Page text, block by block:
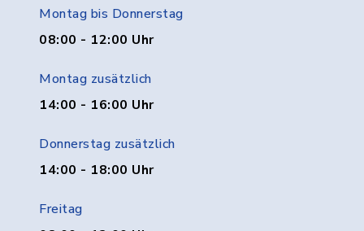
Montag bis Donnerstag
08:00 - 12:00 Uhr
Montag zusätzlich
14:00 - 16:00 Uhr
Donnerstag zusätzlich
14:00 - 18:00 Uhr
Freitag